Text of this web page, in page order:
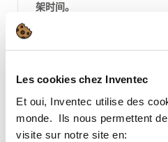
Les cookies chez Inventec
Et oui, Inventec utilise des
monde. ​ Ils nous permettent
visite sur notre site en:​
架时间。
存储优化以减
放
我们实施多年的可持续发展方